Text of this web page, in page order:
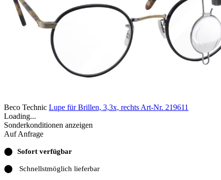
Beco Technic Lupe für Brillen, 3,3x, rechts Art-Nr. 219611
Loading...
Sonderkonditionen anzeigen
Auf Anfrage
⬤ Sofort verfügbar
⬤ Schnellstmöglich lieferbar